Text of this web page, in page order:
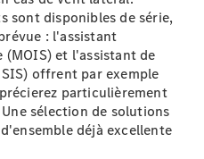
sont disponibles de série,
: l'assistant
(MOIS)et l'assistant de
offrent par exemple
particulièrement
sélection de solutions
déjà excellente